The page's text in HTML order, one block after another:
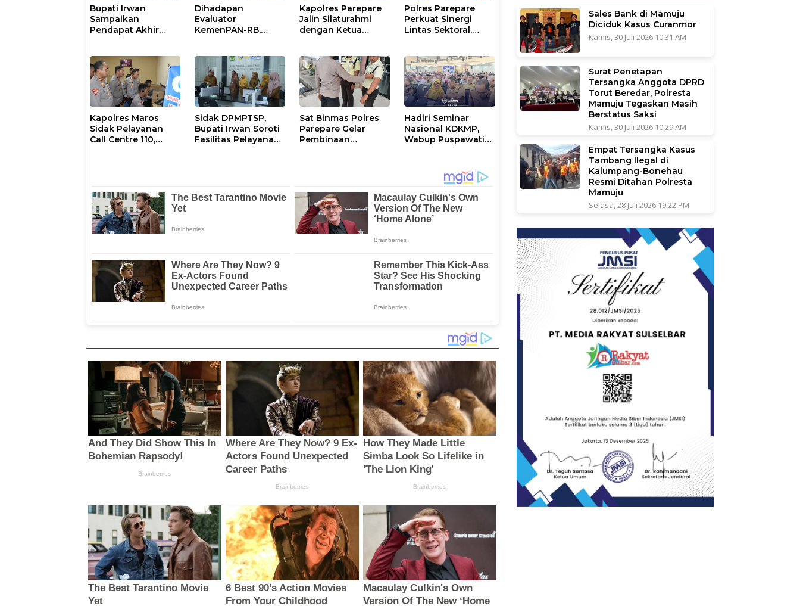
Bupati Irwan
Sampaikan
Pendapat Akhir
Perumdam
Waemami
Dihadapan
Evaluator
KemenPAN-RB,
Capaian Kinerja
Kapolres Parepare
Jalin Silaturahmi
dengan Ketua
Kamtibmas
Polres Parepare
Perkuat Sinergi
Lintas Sektoral,
Karhutla
Kapolres Maros
Sidak Pelayanan
Call Centre 110,
Sidak DPMPTSP,
Bupati Irwan Soroti
Fasilitas Pelayanan
Sat Binmas Polres
Parepare Gelar
Pembinaan
Hadiri Seminar
Nasional KDKMP,
Wabup Puspawati
Infrastruktur
Ekonomi Desa
Sales Bank di Mamuju
Diciduk Kasus Curanmor
Kamis, 30 Juli 2026 10:31 AM
Surat Penetapan
Tersangka Anggota DPRD
Torut Beredar, Polresta
Mamuju Tegaskan Masih
Berstatus Saksi
Kamis, 30 Juli 2026 10:29 AM
Empat Tersangka Kasus
Tambang Ilegal di
Kalumpang-Bonehau
Resmi Ditahan Polresta
Mamuju
Selasa, 28 Juli 2026 19:22 PM